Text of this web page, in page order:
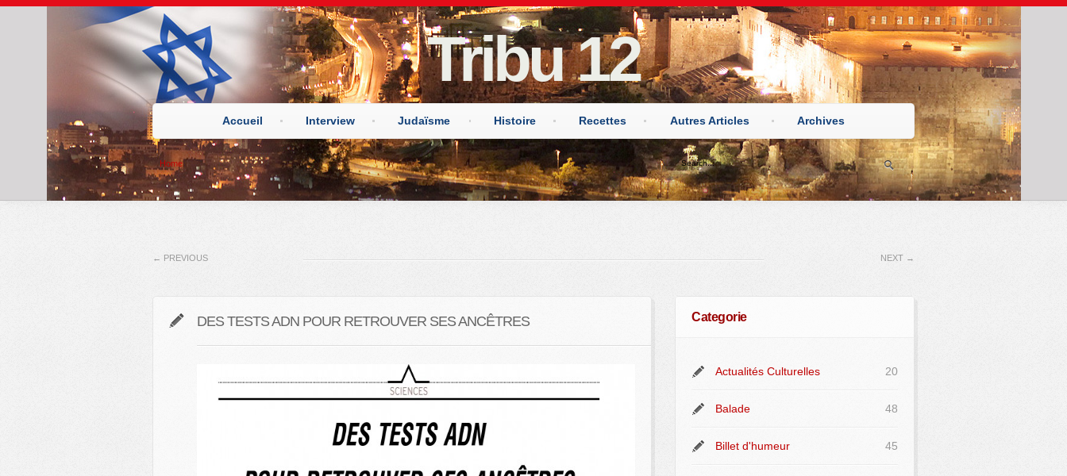
Tribu 12
Accueil Interview Judaïsme Histoire Recettes Autres Articles Archives
Home
← PREVIOUS NEXT →
DES TESTS ADN POUR RETROUVER SES ANCÊTRES Categorie
Actualités Culturelles 20
Balade 48
Billet d'humeur 45